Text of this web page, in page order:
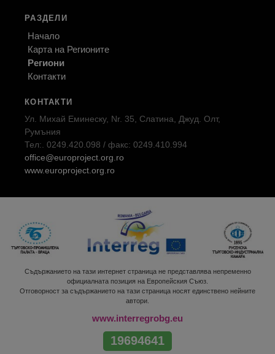
РАЗДЕЛИ
Начало
Карта на Регионите
Региони
Контакти
КОНТАКТИ
Ул. Михай Еминеску, Nr. 35, Слатина, Джуд. Олт,
Румъния
Тел:. 0249.420.098 / факс: 0249.410.994
office@europroject.org.ro
www.europroject.org.ro
Съдържанието на тази интернет страница не представлява непременно
официалната позиция на Европейския Съюз.
Отговорност за съдържанието на тази страница носят единствено нейните
автори.
www.interregrobg.eu
19694641